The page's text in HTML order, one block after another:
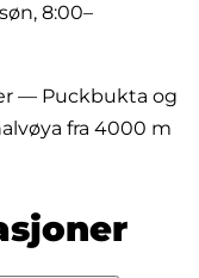
8:00–
— Puckbukta og
fra 4000 m